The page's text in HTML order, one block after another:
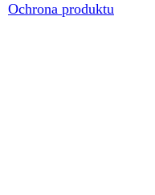
Ochrona produktu